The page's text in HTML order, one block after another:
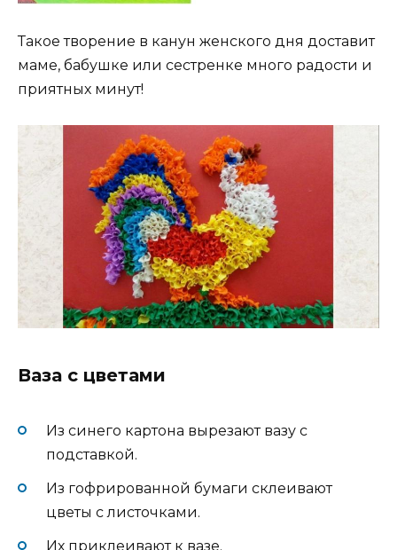
Такое творение в канун женского дня доставит
маме, бабушке или сестренке много радости и
приятных минут!
Ваза с цветами
Из синего картона вырезают вазу с
подставкой.
Из гофрированной бумаги склеивают
цветы с листочками.
Их приклеивают к вазе.